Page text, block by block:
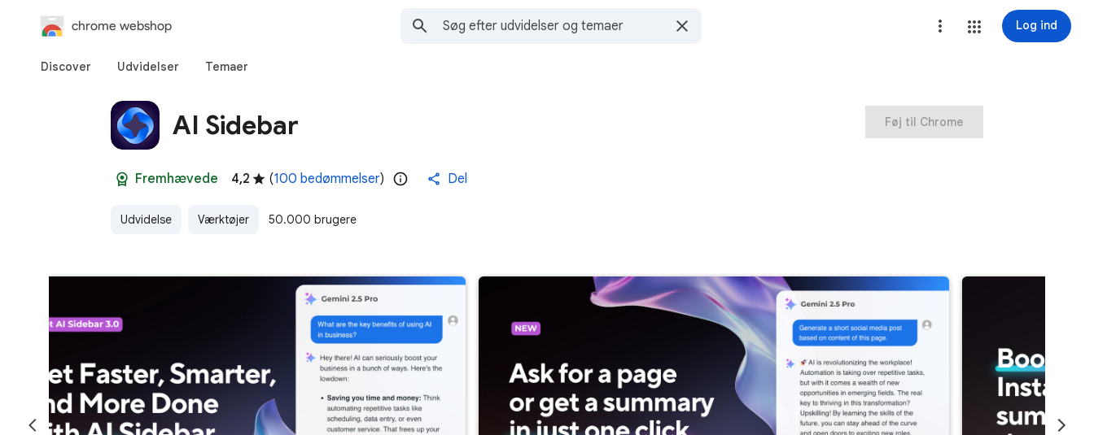
chrome webshop Log ind
Discover Udvidelser Temaer
AI Sidebar
Fremhævede 4,2 (100 bedømmelser) Del
Udvidelse Værktøjer 50.000 brugere
Føj til Chrome